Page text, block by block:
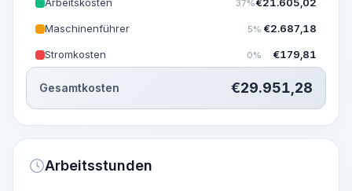
37%
Maschinenführer 5% €2.687,18
Stromkosten 0% €179,81
Gesamtkosten €29.951,28
Arbeitsstunden